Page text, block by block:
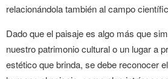
relacionándola también al campo
Dado que el paisaje es algo más que
nuestro patrimonio cultural o un lugar a
estético que brinda, se debe reconocer